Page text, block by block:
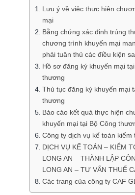
Lưu ý về việc thực hiện
mại
Bằng chứng xác định trúng
chương trình khuyến mại
phải tuân thủ các điều kiện
Hồ sơ đăng ký khuyến mại
thương
Thủ tục đăng ký khuyến mại
thương
Báo cáo kết quả thực hiện
khuyến mại tại Bộ Công
Công ty dịch vụ kế toán kiểm
DỊCH VỤ KẾ TOÁN – KIỂM
LONG AN – THÀNH LẬP
LONG AN – TƯ VẤN THUẾ
Các trang của công ty CAF